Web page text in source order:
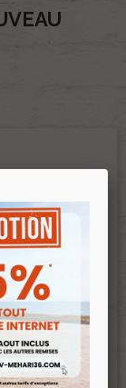
Méhari Nouveau
ORANGE
:155,00 €